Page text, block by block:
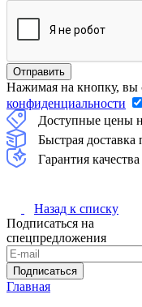
Нажимая на кнопку, вы
конфиденциальности
Доступные цены
Быстрая доставка
Гарантия
Назад к списку
Подписаться на
спецпредложения
Подписаться
Главная